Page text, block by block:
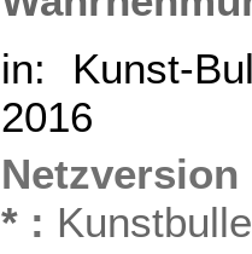
in: Kunst-
2016
Netzversion
* :